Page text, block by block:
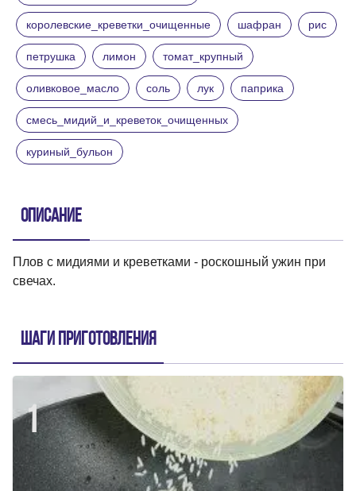
королевские_креветки_очищенные шафран рис
петрушка лимон томат_крупный
оливковое_масло соль лук паприка
смесь_мидий_и_креветок_очищенных
куриный_бульон
Описание
Плов с мидиями и креветками - роскошный ужин при
свечах.
Шаги приготовления
1